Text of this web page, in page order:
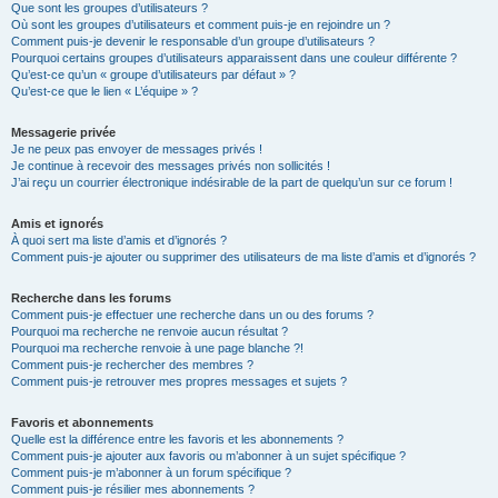
Que sont les groupes d’utilisateurs ?
Où sont les groupes d’utilisateurs et comment puis-je en rejoindre un ?
Comment puis-je devenir le responsable d’un groupe d’utilisateurs ?
Pourquoi certains groupes d’utilisateurs apparaissent dans une couleur différente ?
Qu’est-ce qu’un « groupe d’utilisateurs par défaut » ?
Qu’est-ce que le lien « L’équipe » ?
Messagerie privée
Je ne peux pas envoyer de messages privés !
Je continue à recevoir des messages privés non sollicités !
J’ai reçu un courrier électronique indésirable de la part de quelqu’un sur ce forum !
Amis et ignorés
À quoi sert ma liste d’amis et d’ignorés ?
Comment puis-je ajouter ou supprimer des utilisateurs de ma liste d’amis et d’ignorés ?
Recherche dans les forums
Comment puis-je effectuer une recherche dans un ou des forums ?
Pourquoi ma recherche ne renvoie aucun résultat ?
Pourquoi ma recherche renvoie à une page blanche ?!
Comment puis-je rechercher des membres ?
Comment puis-je retrouver mes propres messages et sujets ?
Favoris et abonnements
Quelle est la différence entre les favoris et les abonnements ?
Comment puis-je ajouter aux favoris ou m’abonner à un sujet spécifique ?
Comment puis-je m’abonner à un forum spécifique ?
Comment puis-je résilier mes abonnements ?